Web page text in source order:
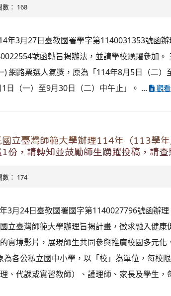
： 168
年3月27日臺教國署學字第1140031353號函
號函轉旨揭辦法，並請學校踴躍參加。
網路票選人氣獎，原為「114年8月5日（二）
日（一）至9月30日（二）中午止」。 ...
觀
立臺灣師範大學辦理114年（113學
份，請轉知並鼓勵師生踴躍投稿，請查
： 174
3月24日臺教國署國字第1140027796號函辦
立臺灣師範大學辦理旨揭計畫，徵求融入健康
實境影片，展現師生共同參與推廣校園多元化
各公私立國中小學，以「校」為單位，每校
、代課或實習教師）、護理師、家長及學生，